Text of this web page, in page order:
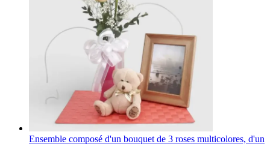
Ensemble composé d'un bouquet de 3 roses multicolores, d'un